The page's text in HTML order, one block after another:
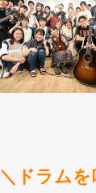
＼ドラム